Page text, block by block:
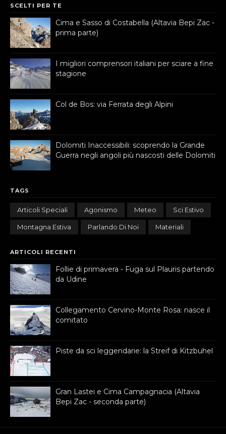
SCELTI PER TE
Cima e Sasso di Costabella (Altavia Bepi Zac -
prima parte)
I migliori comprensori italiani per sciare a fine
stagione
Col de Bos: via Ferrata degli Alpini
Dolomiti Inaccessibili: scoprendo la Grande
Guerra negli angoli più nascosti delle Dolomiti
TAGS
Articoli Speciali Agonismo Meteo Sci Estivo
Montagna Estiva Parlando Di Noi Materiali
ARTICOLI RECENTI
Follie di primavera - Fuga sul Plauris partendo
da Udine
Collegamento Cervino-Monte Rosa: nasce il
comitato
Piste da sci leggendarie: la Streif di Kitzbuhel
Gran Lastei e Cima Campagnacia (Altavia
Bepi Zac - seconda parte)